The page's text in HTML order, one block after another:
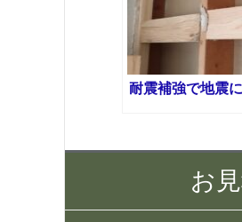
耐震補強で地震
お